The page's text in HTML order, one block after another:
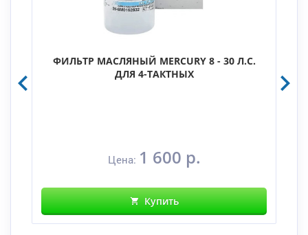
ФИЛЬТР МАСЛЯНЫЙ MERCURY 8 - 30 Л.С.
ДЛЯ 4-ТАКТНЫХ
Цена: 1 600 р.
Купить